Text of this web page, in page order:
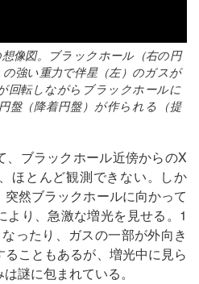
像図。ブラックホール（右の円
強い重力で伴星（左）のガスが
回転しながらブラックホールに
盤（降着円盤）が作られる（提
、ブラックホール近傍からのX
ほとんど観測できない。しか
然ブラックホールに向かって
より、急激な増光を見せる。1
ったり、ガスの一部が外向き
こともあるが、増光中に見ら
謎に包まれている。